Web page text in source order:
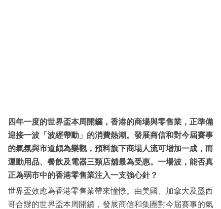
四年一度的世界盃本周開鑼，香港的商場與零售業，正準備
迎接一波「波經帶動」的消費熱潮。發展商信和對今屆賽事
的氣氛與市道頗為樂觀，預料旗下商場人流可增加一成，而
運動用品、餐飲及電器三類店舖最為受惠。一場波，能否真
正為弱市中的香港零售業注入一支強心針？
世界盃效應為香港零售業帶來憧憬。由美國、加拿大及墨西
哥合辦的世界盃本周開鑼，發展商信和集團對今屆賽事的氣